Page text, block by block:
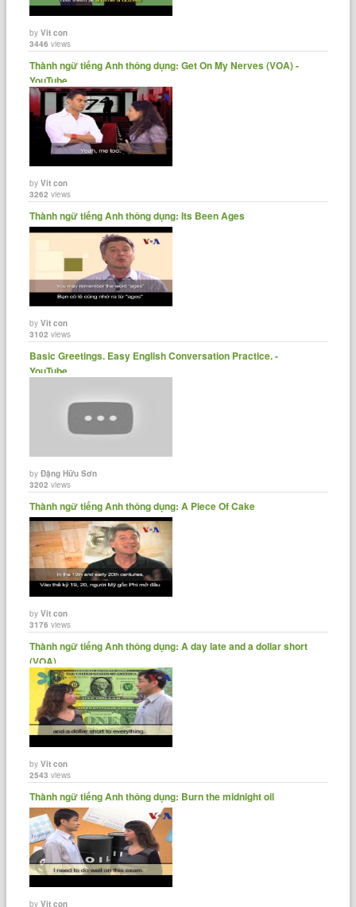
byVit con
3446 views
Thành ngữ tiếng Anh thông dụng: Get On My Nerves (VOA) -
YouTube
byVit con
3262 views
Thành ngữ tiếng Anh thông dụng: Its Been Ages
byVit con
3102 views
Basic Greetings. Easy English Conversation Practice. -
YouTube
byĐặng Hữu Sơn
3202 views
Thành ngữ tiếng Anh thông dụng: A Piece Of Cake
byVit con
3176 views
Thành ngữ tiếng Anh thông dụng: A day late and a dollar short
(VOA)
byVit con
2543 views
Thành ngữ tiếng Anh thông dụng: Burn the midnight oil
byVit con